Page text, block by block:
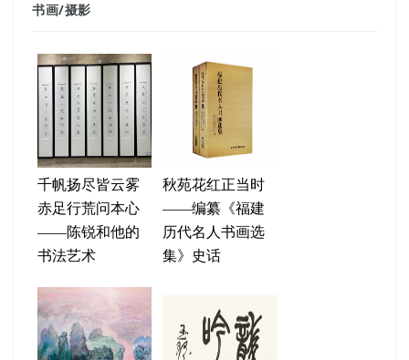
书画/摄影
千帆扬尽皆云雾
赤足行荒问本心
——陈锐和他的
书法艺术
秋苑花红正当时
——编纂《福建
历代名人书画选
集》史话